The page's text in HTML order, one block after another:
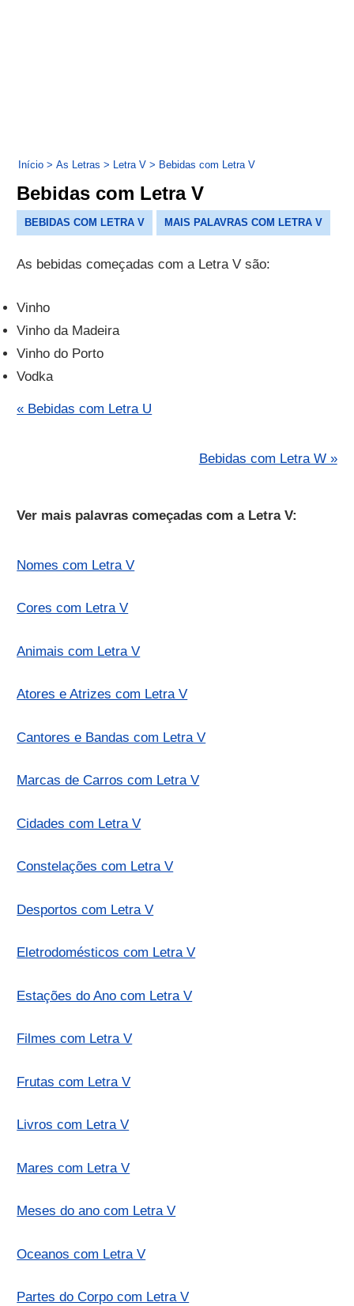
Início > As Letras > Letra V > Bebidas com Letra V
Bebidas com Letra V
BEBIDAS COM LETRA V MAIS PALAVRAS COM LETRA V
As bebidas começadas com a Letra V são:
Vinho
Vinho da Madeira
Vinho do Porto
Vodka
« Bebidas com Letra U
Bebidas com Letra W »
Ver mais palavras começadas com a Letra V:
Nomes com Letra V
Cores com Letra V
Animais com Letra V
Atores e Atrizes com Letra V
Cantores e Bandas com Letra V
Marcas de Carros com Letra V
Cidades com Letra V
Constelações com Letra V
Desportos com Letra V
Eletrodomésticos com Letra V
Estações do Ano com Letra V
Filmes com Letra V
Frutas com Letra V
Livros com Letra V
Mares com Letra V
Meses do ano com Letra V
Oceanos com Letra V
Partes do Corpo com Letra V